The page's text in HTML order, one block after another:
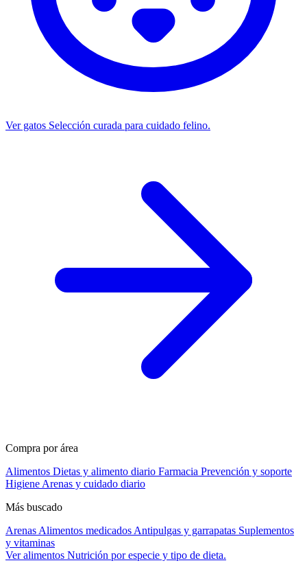
Ver gatos Selección curada para cuidado felino.
Compra por área
Alimentos Dietas y alimento diario Farmacia Prevención y soporte
Higiene Arenas y cuidado diario
Más buscado
Arenas Alimentos medicados Antipulgas y garrapatas Suplementos
y vitaminas
Ver alimentos Nutrición por especie y tipo de dieta.